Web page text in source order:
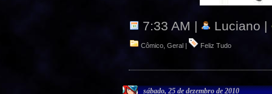
7:33 AM | Luciano |
Cômico ,Geral | Feliz Tudo
sábado, 25 de dezembro de 2010